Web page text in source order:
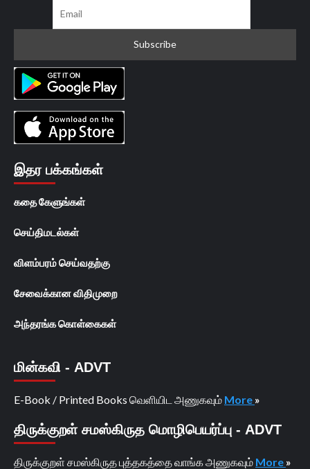
இதர பக்கங்கள்
கதை கேளுங்கள்
செய்திமடல்கள்
விளம்பரம் செய்வதற்கு
சேவைக்கான விதிமுறை
அந்தரங்க கொள்கைகள்
மின்கவி - ADVT
E-Book / Printed Books வெளியிட அணுகவும் More »
திருக்குறள் சமஸ்கிருத மொழிபெயர்ப்பு - ADVT
திருக்குறள் சமஸ்கிருத புத்தகத்தை வாங்க அணுகவும் More »